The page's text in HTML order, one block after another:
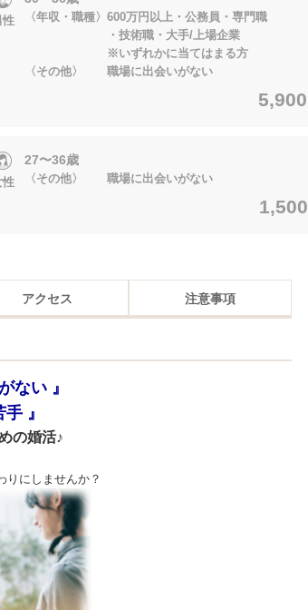
性
〈年収・職種〉600万円以上・公務員・専門職
・技術職・大手/上場企業
※いずれかに当てはまる方
〈その他〉 職場に出会いがない
5,900
性
27〜36歳
〈その他〉 職場に出会いがない
1,500
アクセス 注意事項
ない 』
』
の婚活♪
りにしませんか？